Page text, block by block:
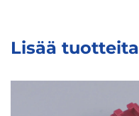
Lisää tuotteita